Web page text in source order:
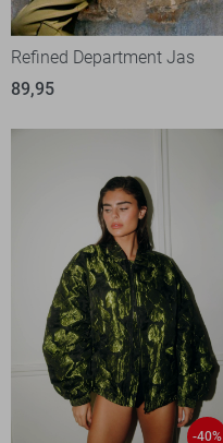
Refined Department Jas
89,95
-40%